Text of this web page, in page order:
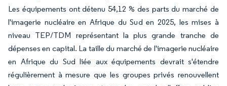
Les équipements ont détenu 54,12 % des parts du marché de
l'imagerie nucléaire en Afrique du Sud en 2025, les mises à
niveau TEP/TDM représentant la plus grande tranche de
dépenses en capital. La taille du marché de l'imagerie nucléaire
en Afrique du Sud liée aux équipements devrait s'étendre
régulièrement à mesure que les groupes privés renouvellent